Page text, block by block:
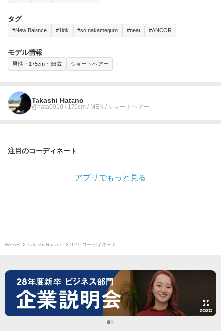
タグ
#New Balance #1ldk #so nakameguro #neat #ANCOR
モデル情報
男性・175cm・36歳 ショートヘアー
Takashi Hatano
@hata0010 / 175cm / MEN / ショートヘアー
注目のコーディネート
アプリでもっと見る
WEAR Takashi Hatano 9.21 コーディネート